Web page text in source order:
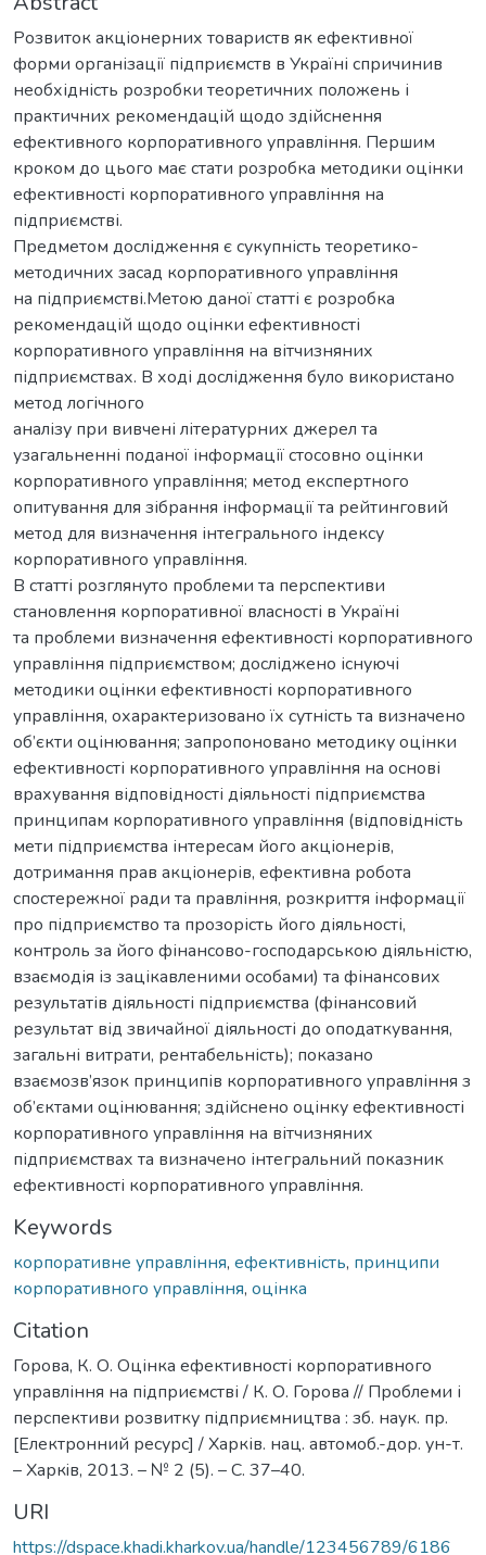
Розвиток акціонерних товариств як ефективної
форми організації підприємств в Україні спричинив
необхідність розробки теоретичних положень і
практичних рекомендацій щодо здійснення
ефективного корпоративного управління. Першим
кроком до цього має стати розробка методики оцінки
ефективності корпоративного управління на
підприємстві.
Предметом дослідження є сукупність теоретико-
методичних засад корпоративного управління
на підприємстві.Метою даної статті є розробка
рекомендацій щодо оцінки ефективності
корпоративного управління на вітчизняних
підприємствах. В ході дослідження було використано
метод логічного
аналізу при вивчені літературних джерел та
узагальненні поданої інформації стосовно оцінки
корпоративного управління; метод експертного
опитування для зібрання інформації та рейтинговий
метод для визначення інтегрального індексу
корпоративного управління.
В статті розглянуто проблеми та перспективи
становлення корпоративної власності в Україні
та проблеми визначення ефективності корпоративного
управління підприємством; досліджено існуючі
методики оцінки ефективності корпоративного
управління, охарактеризовано їх сутність та визначено
об’єкти оцінювання; запропоновано методику оцінки
ефективності корпоративного управління на основі
врахування відповідності діяльності підприємства
принципам корпоративного управління (відповідність
мети підприємства інтересам його акціонерів,
дотримання прав акціонерів, ефективна робота
спостережної ради та правління, розкриття інформації
про підприємство та прозорість його діяльності,
контроль за його фінансово-господарською діяльністю,
взаємодія із зацікавленими особами) та фінансових
результатів діяльності підприємства (фінансовий
результат від звичайної діяльності до оподаткування,
загальні витрати, рентабельність); показано
взаємозв’язок принципів корпоративного управління з
об’єктами оцінювання; здійснено оцінку ефективності
корпоративного управління на вітчизняних
підприємствах та визначено інтегральний показник
ефективності корпоративного управління.
Keywords
корпоративне управління, ефективність, принципи
корпоративного управління, оцінка
Citation
Горова, К. О. Оцінка ефективності корпоративного
управління на підприємстві / К. О. Горова // Проблеми і
перспективи розвитку підприємництва : зб. наук. пр.
[Електронний ресурс] / Харків. нац. автомоб.-дор. ун-т.
– Харкiв, 2013. – № 2 (5). – С. 37–40.
URI
https://dspace.khadi.kharkov.ua/handle/123456789/6186